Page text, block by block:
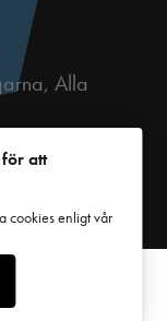
Alla
att
cookies enligt vår